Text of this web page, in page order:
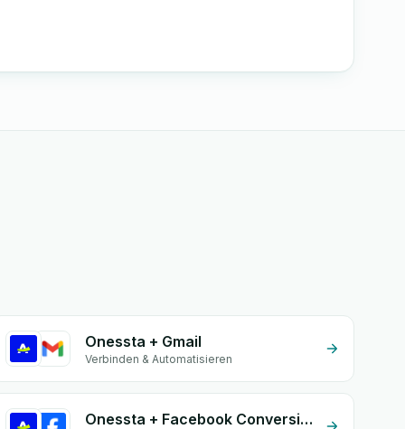
Onessta + Gmail
Verbinden & Automatisieren
Onessta + Facebook Conversion API (CAPI)